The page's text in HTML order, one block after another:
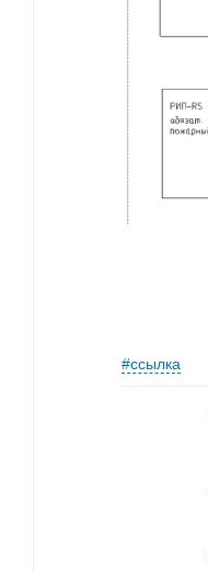
#ссылка